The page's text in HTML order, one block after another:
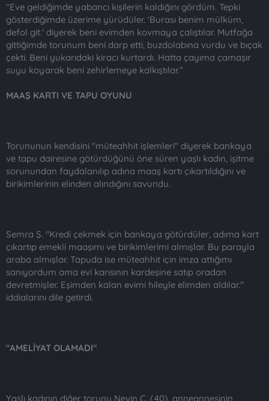
“Eve geldiğimde yabancı kişilerin kaldığını gördüm. Tepki
gösterdiğimde üzerime yürüdüler. 'Burası benim mülküm,
defol git.' diyerek beni evimden kovmaya çalıştılar. Mutfağa
gittiğimde torunum beni darp etti, buzdolabına vurdu ve bıçak
çekti. Beni yukarıdaki kiracı kurtardı. Hatta çayıma çamaşır
suyu koyarak beni zehirlemeye kalkıştılar.”
MAAŞ KARTI VE TAPU OYUNU
Torununun kendisini "müteahhit işlemleri" diyerek bankaya
ve tapu dairesine götürdüğünü öne süren yaşlı kadın, işitme
sorunundan faydalanılıp adına maaş kartı çıkartıldığını ve
birikimlerinin elinden alındığını savundu.
Semra Ş. "Kredi çekmek için bankaya götürdüler, adıma kart
çıkartıp emekli maaşımı ve birikimlerimi almışlar. Bu parayla
araba almışlar. Tapuda ise müteahhit için imza attığımı
sanıyordum ama evi karısının kardeşine satıp oradan
devretmişler. Eşimden kalan evimi hileyle elimden aldılar."
iddialarını dile getirdi.
"AMELİYAT OLAMADI"
Yaşlı kadının diğer torunu Nevin Ç. (40), anneannesinin